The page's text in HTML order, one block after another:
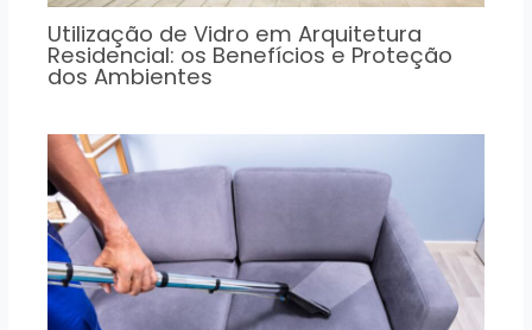
Utilização de Vidro em Arquitetura
Residencial: os Benefícios e Proteção
dos Ambientes